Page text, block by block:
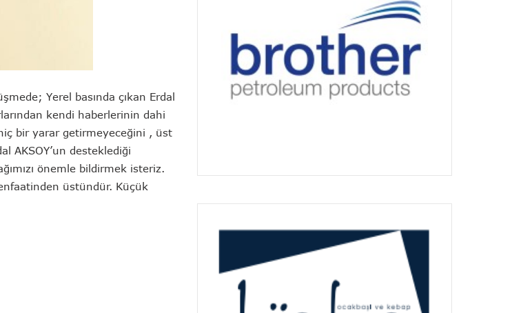
Yerel basında çıkan Erdal
kendi haberlerinin dahi
bir yarar getirmeyeceğini , üst
AKSOY’un desteklediği
önemle bildirmek isteriz.
üstündür. Küçük